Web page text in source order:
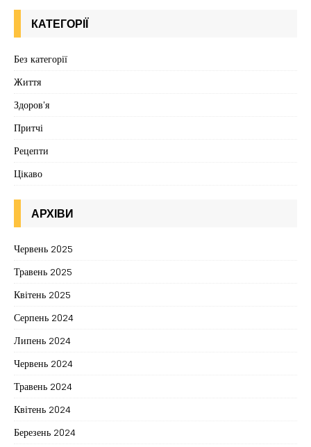
КАТЕГОРІЇ
Без категорії
Життя
Здоров'я
Притчі
Рецепти
Цікаво
АРХІВИ
Червень 2025
Травень 2025
Квітень 2025
Серпень 2024
Липень 2024
Червень 2024
Травень 2024
Квітень 2024
Березень 2024